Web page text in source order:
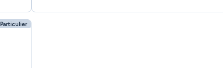
Particulier